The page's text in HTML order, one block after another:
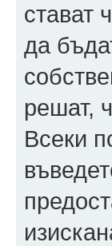
стават
да
решат,
Всеки